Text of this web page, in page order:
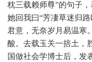
枕三载赖师尊”的句子
她回我曰“芳凄草迷归
君意，无奈岁月易温寒
酸。去载玉关一掊土，
国做社会学博士后，发